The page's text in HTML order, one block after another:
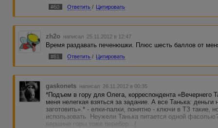
#60 Ответить / Цитировать
zh2o написал 25.11.2012 в 12:47
Время раздавать печенюшки. Плюс шесть баллов от
#61 Ответить / Цитировать
gaskonets написал 26.11.2012 в 00:35
*Подъем в гору для Олега, корреспондента «Вечернего
меня нелегкая взяться за задание. А все Танька:
заготовить».* - елки-палки, понятно - ключи в ТЗ такие,
использовать. Неужели Танька питается одной
вершине горы тоже перебор...(